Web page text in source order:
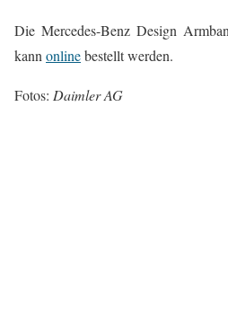
Die Mercedes-Benz Design
kannonlinebestellt werden.
Fotos: Daimler AG